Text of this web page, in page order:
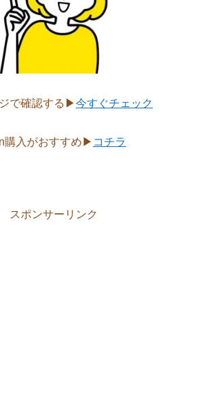
で確認する▶今すぐチェック
購入がおすすめ▶ コチラ
スポンサーリンク